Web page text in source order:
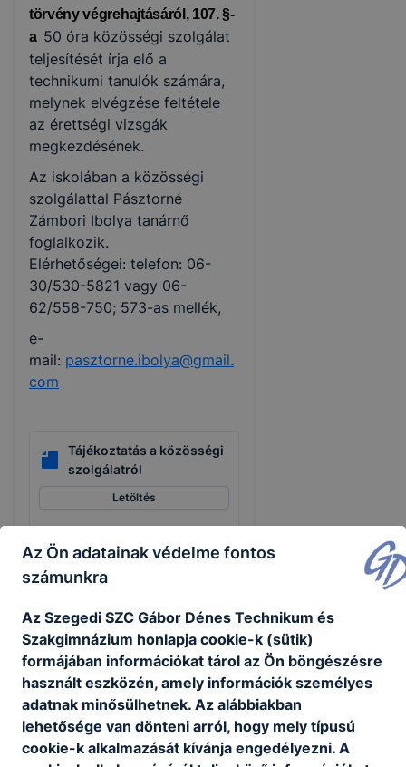
törvényvégrehajtásáról, 107. §-
a 50 óra közösségi szolgálat
teljesítését írja elő a
technikumi tanulók számára,
melynek elvégzése feltétele
az érettségi vizsgák
megkezdésének.
Az iskolában a közösségi
szolgálattal Pásztorné
Zámbori Ibolya tanárnő
foglalkozik.
Elérhetőségei: telefon: 06-
30/530-5821 vagy 06-
62/558-750; 573-as mellék,
e-
mail: pasztorne.ibolya@gmail.
com
Tájékoztatás a közösségi
szolgálatról
Letöltés
listája 2026. 06. 09.
Partnereink
Az Ön adatainak védelme fontos
számunkra
Az Szegedi SZC Gábor Dénes Technikum és
Szakgimnázium honlapja cookie-k (sütik)
formájában információkat tárol az Ön böngészésre
használt eszközén, amely információk személyes
adatnak minősülhetnek. Az alábbiakban
lehetősége van dönteni arról, hogy mely típusú
cookie-k alkalmazását kívánja engedélyezni. A